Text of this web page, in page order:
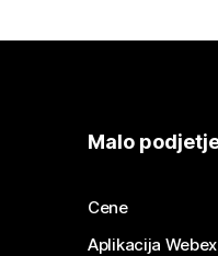
Malo
Cene
Aplikacija Webex